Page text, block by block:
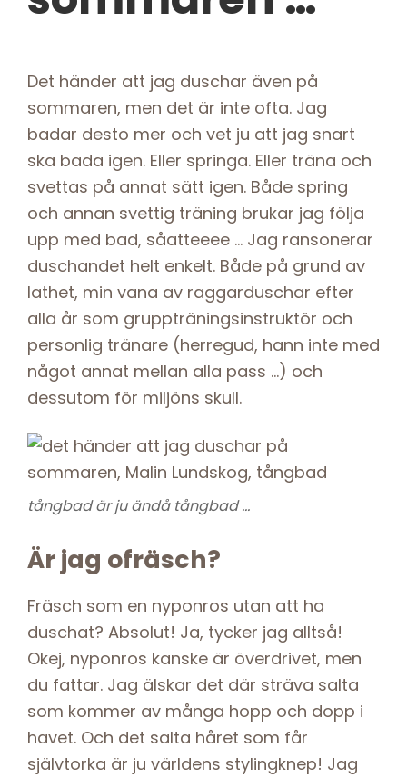
Det händer att jag duschar även på
sommaren, men det är inte ofta. Jag
badar desto mer och vet ju att jag snart
ska bada igen. Eller springa. Eller träna och
svettas på annat sätt igen. Både spring
och annan svettig träning brukar jag följa
upp med bad, såatteeee … Jag ransonerar
duschandet helt enkelt. Både på grund av
lathet, min vana av raggarduschar efter
alla år som gruppträningsinstruktör och
personlig tränare (herregud, hann inte med
något annat mellan alla pass …) och
dessutom för miljöns skull.
tångbad är ju ändå tångbad …
Är jag ofräsch?
Fräsch som en nyponros utan att ha
duschat? Absolut! Ja, tycker jag alltså!
Okej, nyponros kanske är överdrivet, men
du fattar. Jag älskar det där sträva salta
som kommer av många hopp och dopp i
havet. Och det salta håret som får
självtorka är ju världens stylingknep! Jag